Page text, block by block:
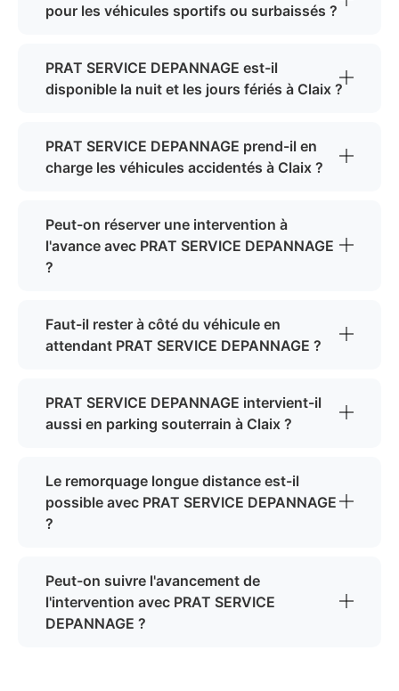
pour les véhicules sportifs ou surbaissés ?
PRAT SERVICE DEPANNAGE est-il
disponible la nuit et les jours fériés à Claix ?
PRAT SERVICE DEPANNAGE prend-il en
charge les véhicules accidentés à Claix ?
Peut-on réserver une intervention à
l'avance avec PRAT SERVICE DEPANNAGE
?
Faut-il rester à côté du véhicule en
attendant PRAT SERVICE DEPANNAGE ?
PRAT SERVICE DEPANNAGE intervient-il
aussi en parking souterrain à Claix ?
Le remorquage longue distance est-il
possible avec PRAT SERVICE DEPANNAGE
?
Peut-on suivre l'avancement de
l'intervention avec PRAT SERVICE
DEPANNAGE ?